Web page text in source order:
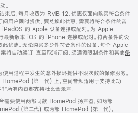
。
束后，每月收费为 RMB 12。优惠仅面向购买符合条件
用户限时提供。要兑换此优惠，需要将符合条件的音
iPadOS 的 Apple 设备连接或配对。为 Apple
最新版本 iOS 的 iPhone 连接或配对。符合条件的设
优惠。无论购买多少件符合条件的设备，每个 Apple
将自动续订，直至取消订阅。须遵循限制条件和其他条
用过程中发生的意外损坏提供不限次数的保修服务。
(第一代) 上，空间音频适用于支持此功
所有内容都支持杜比全景声。
要使用两部同款 HomePod 扬声器，如两部
(第二代) 或两部 HomePod (第一代)。